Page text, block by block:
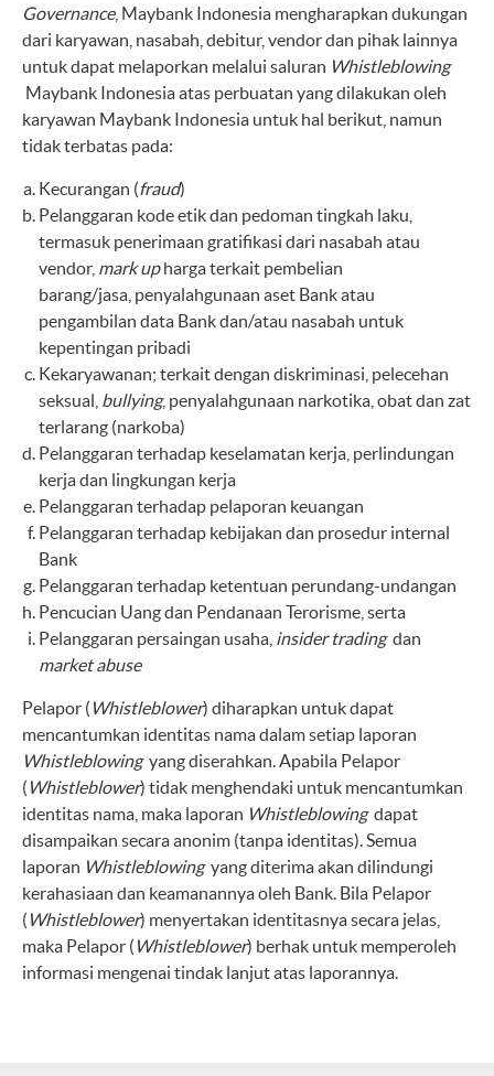
Governance, Maybank Indonesia mengharapkan dukungan
dari karyawan, nasabah, debitur, vendor dan pihak lainnya
untuk dapat melaporkan melalui saluran Whistleblowing
Maybank Indonesia atas perbuatan yang dilakukan oleh
karyawan Maybank Indonesia untuk hal berikut, namun
tidak terbatas pada:
Kecurangan (fraud)
Pelanggaran kode etik dan pedoman tingkah laku,
termasuk penerimaan gratifikasi dari nasabah atau
vendor, mark upharga terkait pembelian
barang/jasa, penyalahgunaan aset Bank atau
pengambilan data Bank dan/atau nasabah untuk
kepentingan pribadi
Kekaryawanan; terkait dengan diskriminasi, pelecehan
seksual, bullying, penyalahgunaan narkotika, obat dan zat
terlarang (narkoba)
Pelanggaran terhadap keselamatan kerja, perlindungan
kerja dan lingkungan kerja
Pelanggaran terhadap pelaporan keuangan
Pelanggaran terhadap kebijakan dan prosedur internal
Bank
Pelanggaran terhadap ketentuan perundang-undangan
Pencucian Uang dan Pendanaan Terorisme, serta
Pelanggaran persaingan usaha, insider tradingdan
market abuse
Pelapor ( Whistleblower) diharapkan untuk dapat
mencantumkan identitas nama dalam setiap laporan
Whistleblowingyang diserahkan. Apabila Pelapor
( Whistleblower) tidak menghendaki untuk mencantumkan
identitas nama, maka laporan Whistleblowingdapat
disampaikan secara anonim (tanpa identitas). Semua
laporan Whistleblowingyang diterima akan dilindungi
kerahasiaan dan keamanannya oleh Bank. Bila Pelapor
( Whistleblower) menyertakan identitasnya secara jelas,
maka Pelapor ( Whistleblower) berhak untuk memperoleh
informasi mengenai tindak lanjut atas laporannya.